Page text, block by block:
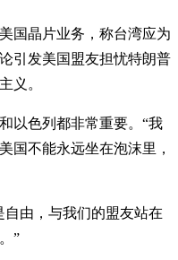
国晶片业务，称台湾应为
引发美国盟友担忧特朗普
义。
以色列都非常重要。“我
国不能永远坐在泡沫里，
由，与我们的盟友站在
”